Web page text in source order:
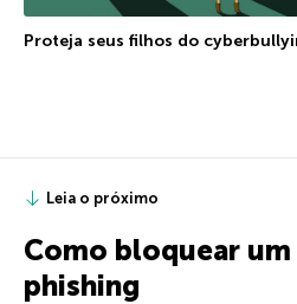
Proteja seus filhos do
Leia o próximo
Como bloquear
phishing